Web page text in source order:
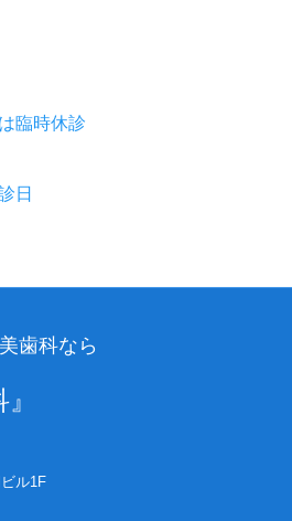
臨時休診
日
歯科なら
ル1F